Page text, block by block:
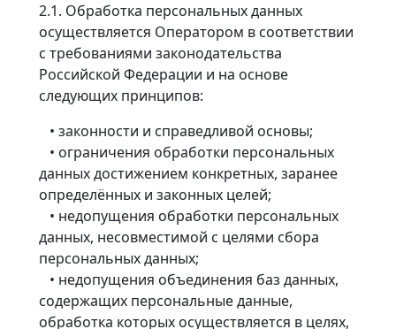
2.1. Обработка персональных данных
осуществляется Оператором в соответствии
с требованиями законодательства
Российской Федерации и на основе
следующих принципов:
• законности и справедливой основы;
• ограничения обработки персональных
данных достижением конкретных, заранее
определённых и законных целей;
• недопущения обработки персональных
данных, несовместимой с целями сбора
персональных данных;
• недопущения объединения баз данных,
содержащих персональные данные,
обработка которых осуществляется в целях,